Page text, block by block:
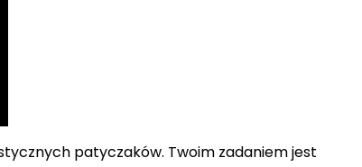
patyczaków. Twoim zadaniem jest